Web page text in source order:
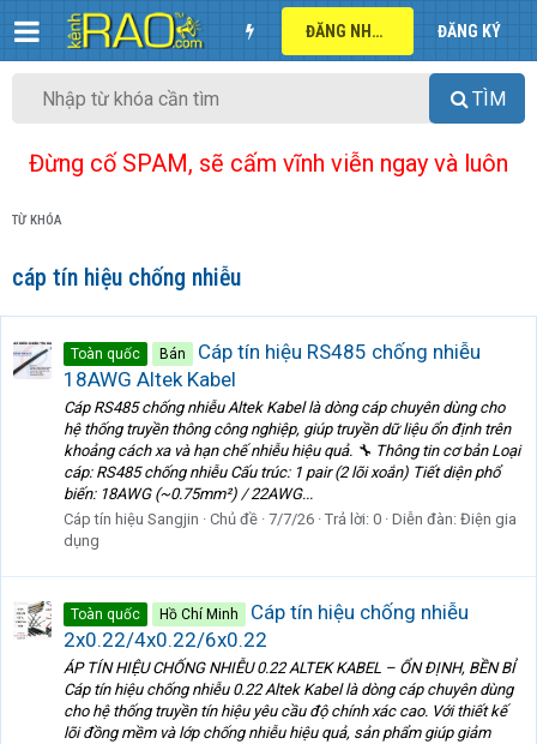
ĐĂNG NHẬP ĐĂNG KÝ
TÌM
Đừng cố SPAM, sẽ cấm vĩnh viễn ngay và luôn
TỪ KHÓA
cáp tín hiệu chống nhiễu
Toàn quốc Bán
Cáp tín hiệu RS485 chống nhiễu
18AWG Altek Kabel
Cáp RS485 chống nhiễu Altek Kabel là dòng cáp chuyên dùng cho
hệ thống truyền thông công nghiệp, giúp truyền dữ liệu ổn định trên
khoảng cách xa và hạn chế nhiễu hiệu quả. 🔧 Thông tin cơ bản Loại
cáp: RS485 chống nhiễu Cấu trúc: 1 pair (2 lõi xoắn) Tiết diện phổ
biến: 18AWG (~0.75mm²) / 22AWG...
Cáp tín hiệu Sangjin
Chủ đề 7/7/26 Trả lời: 0 Diễn đàn: Điện gia
dụng
Toàn quốc Hồ Chí Minh
Cáp tín hiệu chống nhiễu
2x0.22/4x0.22/6x0.22
ÁP TÍN HIỆU CHỐNG NHIỄU 0.22 ALTEK KABEL – ỔN ĐỊNH, BỀN BỈ
Cáp tín hiệu chống nhiễu 0.22 Altek Kabel là dòng cáp chuyên dùng
cho hệ thống truyền tín hiệu yêu cầu độ chính xác cao. Với thiết kế
lõi đồng mềm và lớp chống nhiễu hiệu quả, sản phẩm giúp giảm